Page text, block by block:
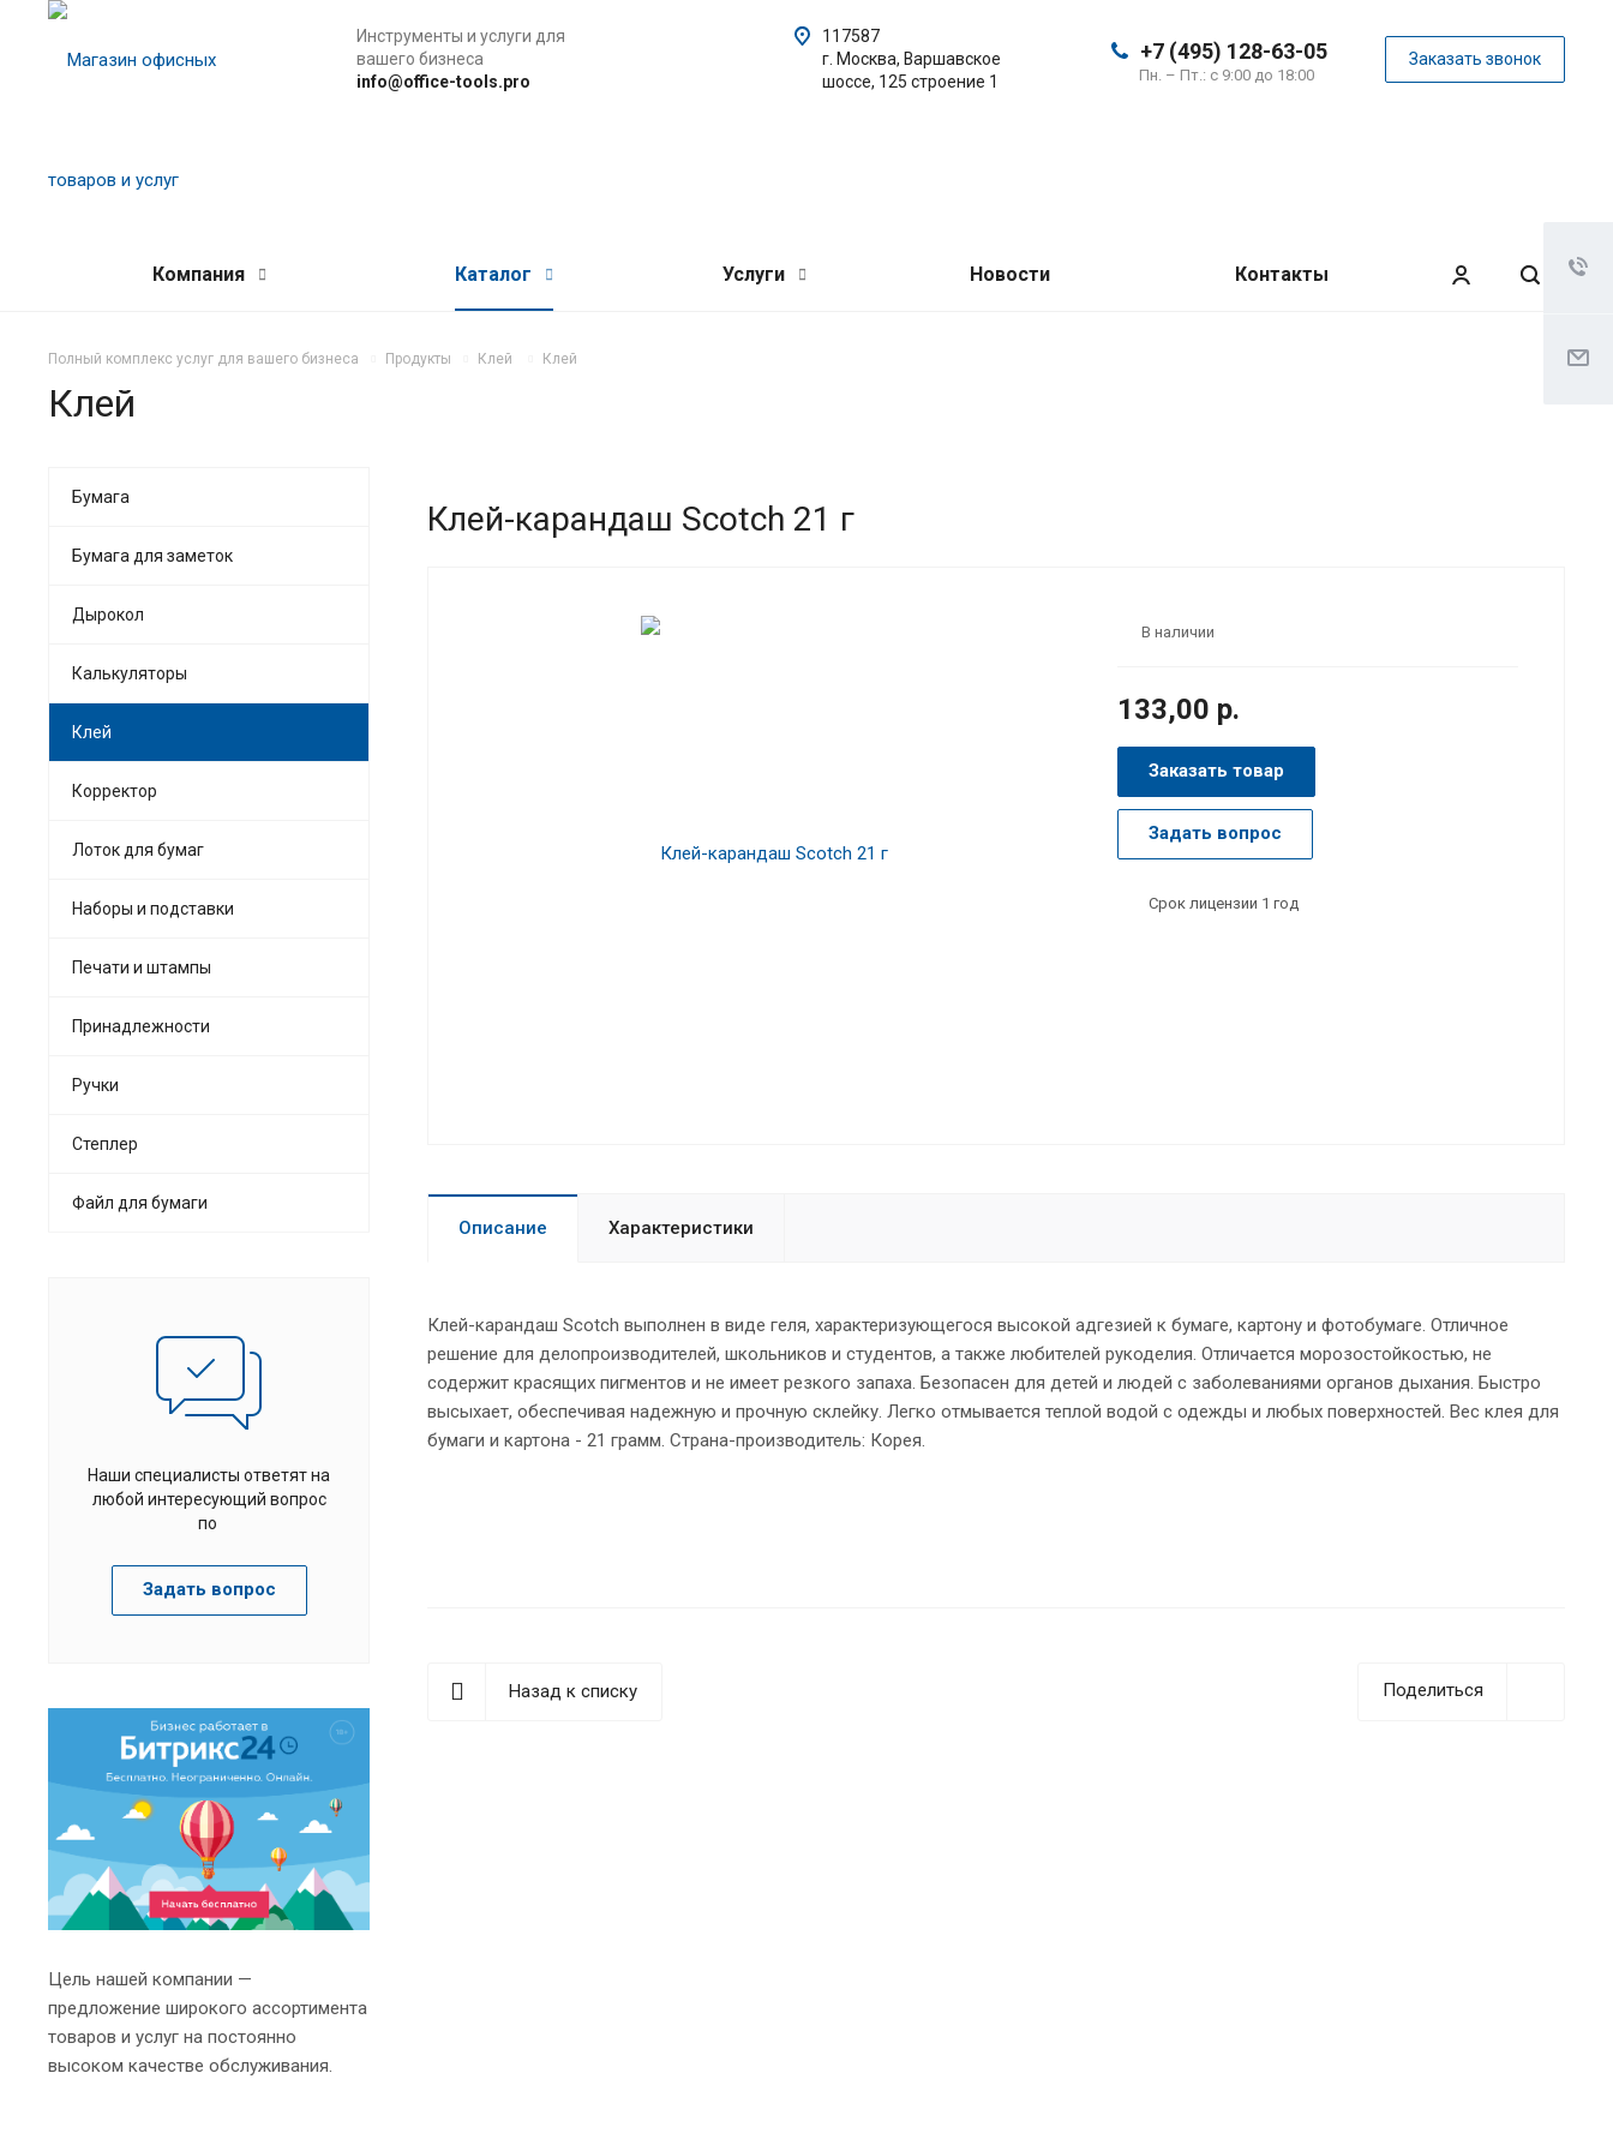
Инструменты и услуги для
вашего бизнеса
info@office-tools.pro
+7 (495) 128-63-05
Пн. – Пт.: с 9:00 до 18:00
Заказать звонок
117587
г. Москва, Варшавское
шоссе, 125 строение 1
Компания Каталог Услуги Новости Контакты
Полный комплекс услуг для вашего бизнеса Продукты Клей Клей
Клей
Клей-карандаш Scotch 21 г
В наличии
133,00 р.
Заказать товар
Задать вопрос
Срок лицензии 1 год
Описание Характеристики
Клей-карандаш Scotch выполнен в виде геля, характеризующегося высокой адгезией к бумаге, картону и фотобумаге. Отличное
решение для делопроизводителей, школьников и студентов, а также любителей рукоделия. Отличается морозостойкостью, не
содержит красящих пигментов и не имеет резкого запаха. Безопасен для детей и людей с заболеваниями органов дыхания. Быстро
высыхает, обеспечивая надежную и прочную склейку. Легко отмывается теплой водой с одежды и любых поверхностей. Вес клея для
бумаги и картона - 21 грамм. Страна-производитель: Корея.
Поделиться
Назад к списку
Бумага
Бумага для заметок
Дырокол
Калькуляторы
Клей
Корректор
Лоток для бумаг
Наборы и подставки
Печати и штампы
Принадлежности
Ручки
Степлер
Файл для бумаги
Наши специалисты ответят на
любой интересующий вопрос
по
Задать вопрос
Цель нашей компании —
предложение широкого ассортимента
товаров и услуг на постоянно
высоком качестве обслуживания.